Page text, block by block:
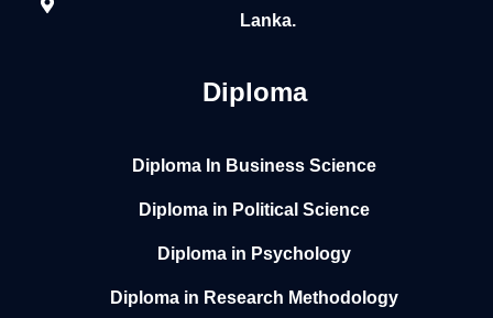
Lanka.
Diploma
Diploma In Business Science
Diploma in Political Science
Diploma in Psychology
Diploma in Research Methodology